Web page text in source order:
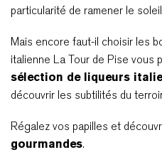
particularité de ramener le
Mais encore faut-il choisir les
italienne La Tour de Pise vous
sélection de liqueurs
découvrir les subtilités du
Régalez vos papilles et
gourmandes.